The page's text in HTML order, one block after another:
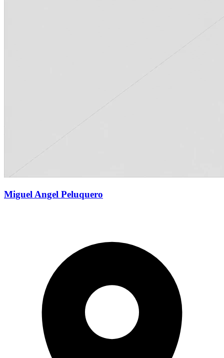
Miguel Angel Peluquero